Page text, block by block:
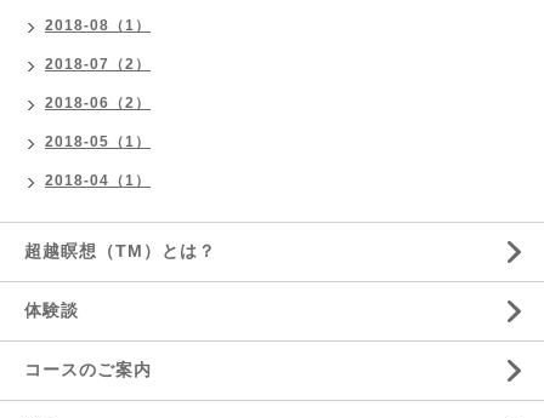
2018-08（1）
2018-07（2）
2018-06（2）
2018-05（1）
2018-04（1）
超越瞑想（TM）とは？
体験談
コースのご案内